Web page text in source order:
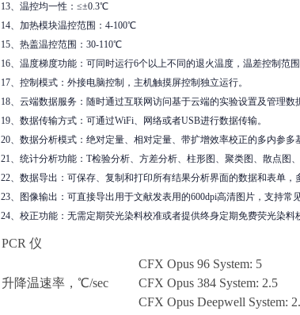
13、温控均一性：≤±0.3℃
14、加热模块温控范围：4-100℃
15、热盖温控范围：30-110℃
16、温度梯度功能：可同时运行6个以上不同的退火温度，温差控制范
17、控制模式：外接电脑控制，主机触摸屏控制独立运行。
18、云端数据服务：随时通过互联网访问基于云端的实验设置及管理
19、数据传输方式：可通过WiFi、网络或者USB进行数据传输。
20、数据分析模式：绝对定量、相对定量、带扩增效率校正的多内参多
21、统计分析功能：T检验分析、方差分析、柱形图、聚类图、散点图
22、数据导出：可保存、复制和打印所有结果分析界面的数据和表单，
23、图像输出：可直接导出用于文献发表用的600dpi高清图片，支持常
24、校正功能：无需定期荧光染料校准或者提供终身定期免费荧光染料
PCR 仪
升降温速率， ℃/sec
CFX Opus 96 System: 5
CFX Opus 384 System: 2.5
CFX Opus Deepwell System: